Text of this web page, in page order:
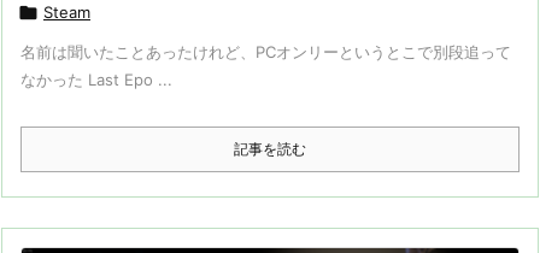
 Steam
名前は聞いたことあったけれど、PCオンリーというとこで別段追って
なかった Last Epo ...
記事を読む